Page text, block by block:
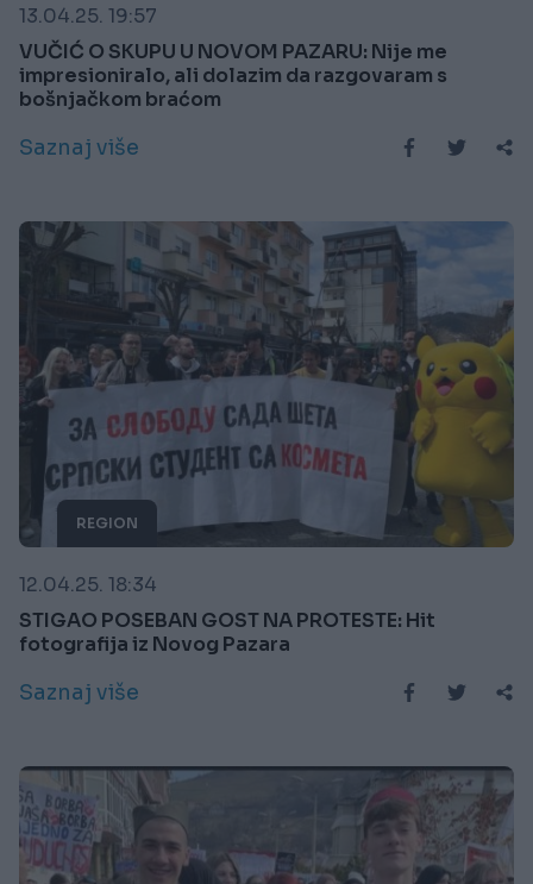
13.04.25. 19:57
VUČIĆ O SKUPU U NOVOM PAZARU: Nije me
impresioniralo, ali dolazim da razgovaram s
bošnjačkom braćom
Saznaj više
REGION
12.04.25. 18:34
STIGAO POSEBAN GOST NA PROTESTE: Hit
fotografija iz Novog Pazara
Saznaj više